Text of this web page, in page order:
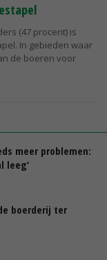
(47 procent) is
In gebieden waar
de boeren voor
meer problemen:
leeg’
boerderij ter